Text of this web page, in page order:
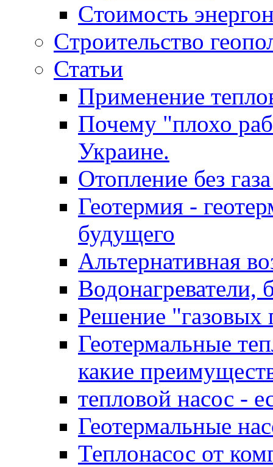
Cтоимость
Cтроительство
Статьи
Применение
Почему "плохо
Украине.
Отопление без
Геотермия -
будущего
Альтернативная
Водонагреватели,
Решение "газовых
Геотермальные
какие
тепловой насос -
Геотермальные
Теплонасос от